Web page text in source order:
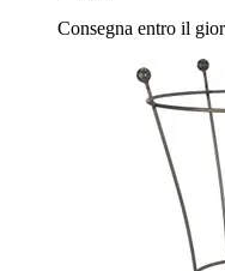
Consegna entro il